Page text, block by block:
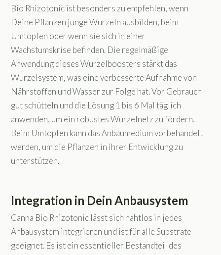
Bio Rhizotonic ist besonders zu empfehlen, wenn
Deine Pflanzen junge Wurzeln ausbilden, beim
Umtopfen oder wenn sie sich in einer
Wachstumskrise befinden. Die regelmäßige
Anwendung dieses Wurzelboosters stärkt das
Wurzelsystem, was eine verbesserte Aufnahme von
Nährstoffen und Wasser zur Folge hat. Vor Gebrauch
gut schütteln und die Lösung 1 bis 6 Mal täglich
anwenden, um ein robustes Wurzelnetz zu fördern.
Beim Umtopfen kann das Anbaumedium vorbehandelt
werden, um die Pflanzen in ihrer Entwicklung zu
unterstützen.
Integration in Dein Anbausystem
Canna Bio Rhizotonic lässt sich nahtlos in jedes
Anbausystem integrieren und ist für alle Substrate
geeignet. Es ist ein essentieller Bestandteil des